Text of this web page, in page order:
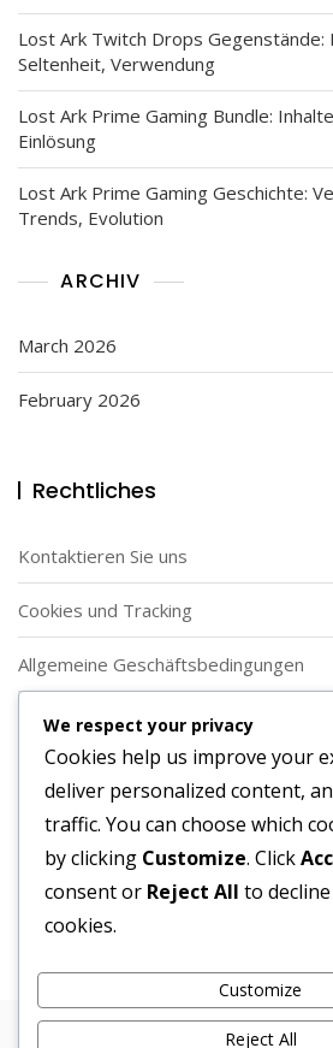
Lost Ark Twitch Drops Gegenstände:
Seltenheit, Verwendung
Lost Ark Prime Gaming Bundle:
Einlösung
Lost Ark Prime Gaming Geschichte:
Trends, Evolution
ARCHIV
March 2026
February 2026
Rechtliches
Kontaktieren Sie uns
Cookies und Tracking
Allgemeine Geschäftsbedingungen
Über uns
Datenschutzrichtlinie
Suche
Search
for:
We respect your privacy
Cookies help us improve your
deliver personalized content,
traffic. You can choose which
by clicking Customize. Click
consent or Reject All to
cookies.
Customize
Reject All